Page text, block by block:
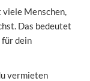
Menschen,
Das bedeutet
für dein
vermieten